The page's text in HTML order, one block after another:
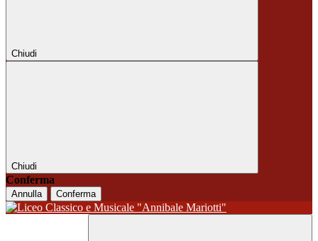
Chiudi
Chiudi
Conferma
Annulla Conferma